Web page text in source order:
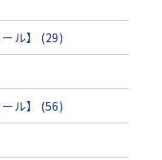
ール】 (29)
ール】 (56)